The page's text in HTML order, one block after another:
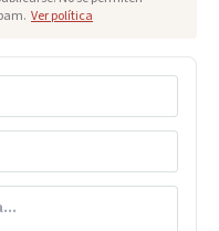
Ver política